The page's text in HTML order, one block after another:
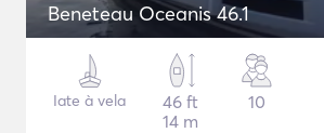
Beneteau Oceanis 46.1
Iate à vela
46 ft
14 m
10